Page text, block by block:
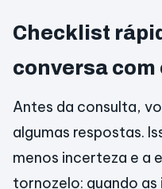
Checklist
conversa com
Antes da consulta,
algumas respostas.
menos incerteza e a
tornozelo: quando